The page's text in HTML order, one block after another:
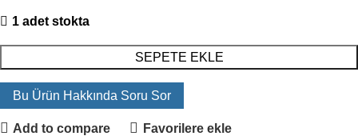
1 adet stokta
SEPETE EKLE
Bu Ürün Hakkında Soru Sor
Add to compare Favorilere ekle